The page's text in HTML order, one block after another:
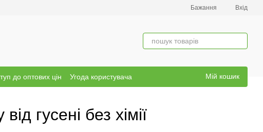
Бажання Вхід
до оптових цін
Угода користувача
Мій кошик
гусені без хімії